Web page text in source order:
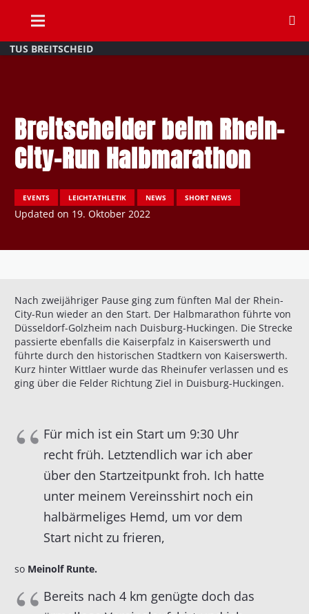
TUS BREITSCHEID
Breitscheider beim Rhein-
City-Run Halbmarathon
EVENTS LEICHTATHLETIK NEWS SHORT NEWS
Updated on 19. Oktober 2022
Nach zweijähriger Pause ging zum fünften Mal der Rhein-
City-Run wieder an den Start. Der Halbmarathon führte von
Düsseldorf-Golzheim nach Duisburg-Huckingen. Die Strecke
passierte ebenfalls die Kaiserpfalz in Kaiserswerth und
führte durch den historischen Stadtkern von Kaiserswerth.
Kurz hinter Wittlaer wurde das Rheinufer verlassen und es
ging über die Felder Richtung Ziel in Duisburg-Huckingen.
Für mich ist ein Start um 9:30 Uhr
recht früh. Letztendlich war ich aber
über den Startzeitpunkt froh. Ich hatte
unter meinem Vereinsshirt noch ein
halbärmeliges Hemd, um vor dem
Start nicht zu frieren,
so Meinolf Runte.
Bereits nach 4 km genügte doch das